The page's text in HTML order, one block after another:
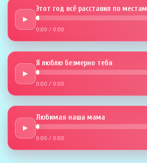
►
Этот год всё расставил по местам
0:00 / 0:00
►
Я люблю безмерно тебя
0:00 / 0:00
►
Любимая наша мама
0:00 / 0:00